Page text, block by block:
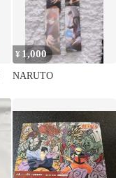
¥ 1,000
NARUTO